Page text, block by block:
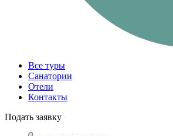
Все туры
Санатории
Отели
Контакты
Подать заявку